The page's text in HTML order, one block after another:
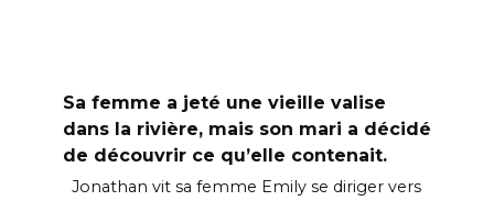
Sa femme a jeté une vieille valise
dans la rivière, mais son mari a décidé
de découvrir ce qu’elle contenait.
Jonathan vit sa femme Emily se diriger vers